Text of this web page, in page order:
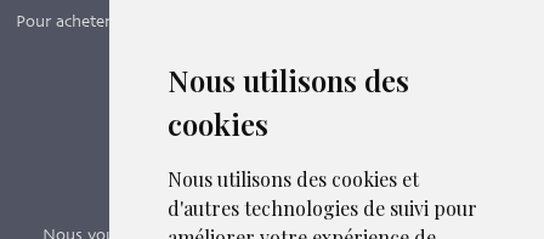
Nous utilisons des
cookies
Nous utilisons des cookies et
d'autres technologies de suivi pour
Pour acheter nos manuels, adhérer et payer ses cotisations en ligne,
Boutique en ligne
Formations SFMG